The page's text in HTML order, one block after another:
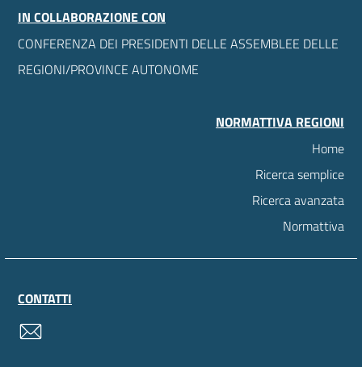
IN COLLABORAZIONE CON
CONFERENZA DEI PRESIDENTI DELLE ASSEMBLEE DELLE
REGIONI/PROVINCE AUTONOME
NORMATTIVA REGIONI
Home
Ricerca semplice
Ricerca avanzata
Normattiva
CONTATTI